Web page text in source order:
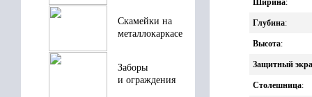
Скамейки на
металлокаркасе
Заборы
и ограждения
Глубина:
Высота:
Защитный
Столешница: